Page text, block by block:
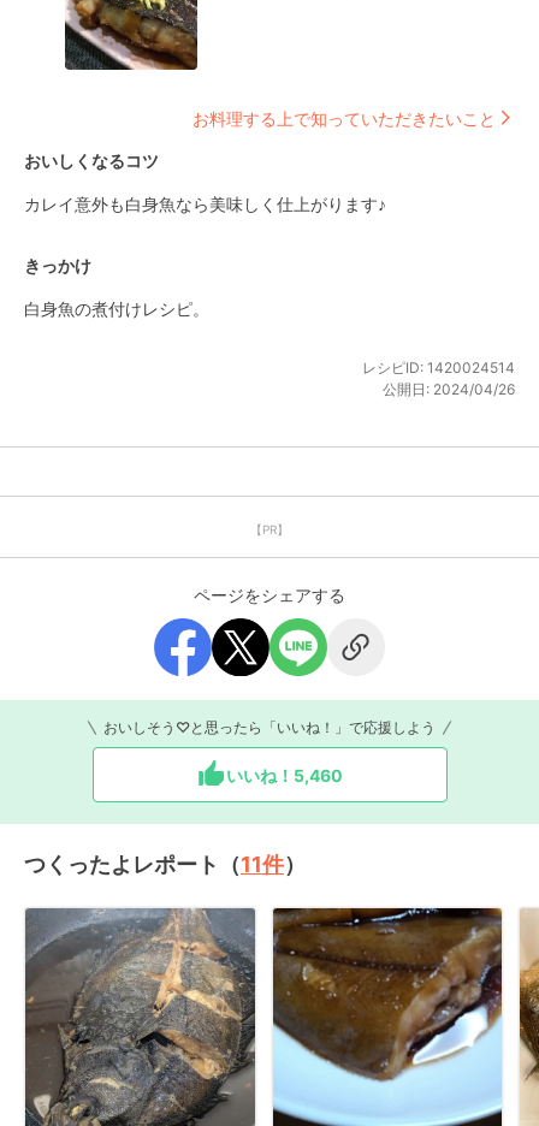
お料理する上で知っていただきたいこと
おいしくなるコツ
カレイ意外も白身魚なら美味しく仕上がります♪
きっかけ
白身魚の煮付けレシピ。
レシピID: 1420024514
公開日: 2024/04/26
【PR】
ページをシェアする
おいしそう♡と思ったら「いいね！」で応援しよう
いいね！ 5,460
つくったよレポート（11件）